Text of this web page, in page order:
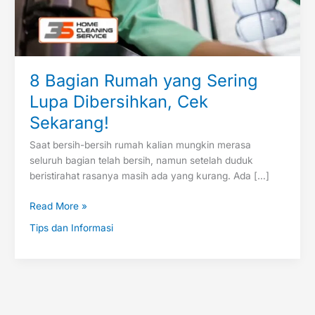
8 Bagian Rumah yang Sering
Lupa Dibersihkan, Cek
Sekarang!
Saat bersih-bersih rumah kalian mungkin merasa
seluruh bagian telah bersih, namun setelah duduk
beristirahat rasanya masih ada yang kurang. Ada […]
Read More »
Tips dan Informasi